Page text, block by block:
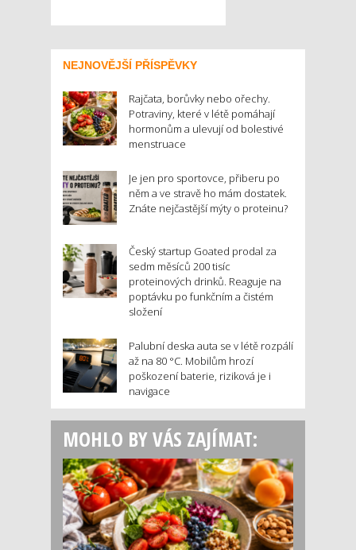
NEJNOVĚJŠÍ PŘÍSPĚVKY
Rajčata, borůvky nebo ořechy.
Potraviny, které v létě pomáhají
hormonům a ulevují od bolestivé
menstruace
Je jen pro sportovce, přiberu po
něm a ve stravě ho mám dostatek.
Znáte nejčastější mýty o proteinu?
Český startup Goated prodal za
sedm měsíců 200 tisíc
proteinových drinků. Reaguje na
poptávku po funkčním a čistém
složení
Palubní deska auta se v létě rozpálí
až na 80 °C. Mobilům hrozí
poškození baterie, riziková je i
navigace
MOHLO BY VÁS ZAJÍMAT: